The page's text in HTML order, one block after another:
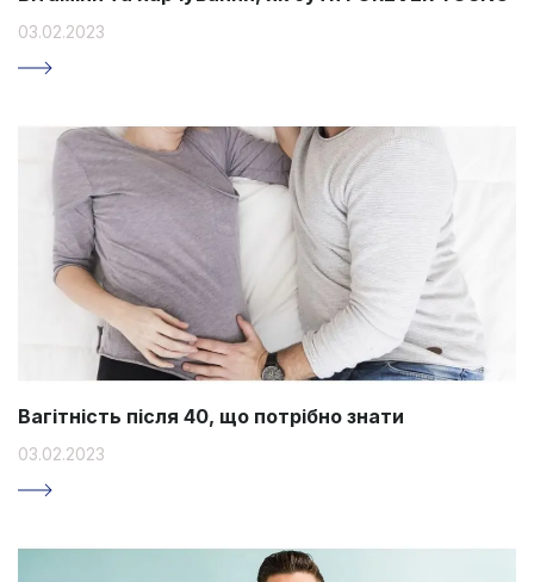
03.02.2023
Вагітність після 40, що потрібно знати
03.02.2023